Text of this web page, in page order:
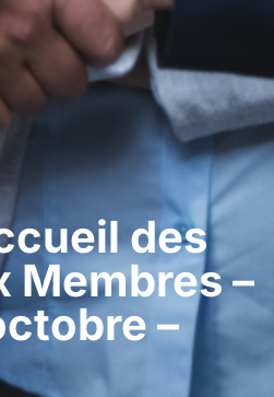
des
Membres –
–